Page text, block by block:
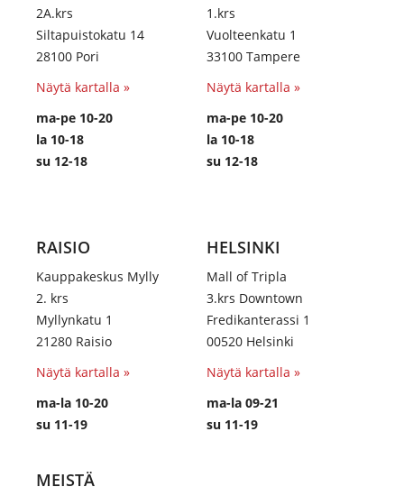
2A.krs
Siltapuistokatu 14
28100 Pori
Näytä kartalla »
ma-pe 10-20
la 10-18
su 12-18
1.krs
Vuolteenkatu 1
33100 Tampere
Näytä kartalla »
ma-pe 10-20
la 10-18
su 12-18
RAISIO
Kauppakeskus Mylly
2. krs
Myllynkatu 1
21280 Raisio
Näytä kartalla »
ma-la 10-20
su 11-19
HELSINKI
Mall of Tripla
3.krs Downtown
Fredikanterassi 1
00520 Helsinki
Näytä kartalla »
ma-la 09-21
su 11-19
MEISTÄ